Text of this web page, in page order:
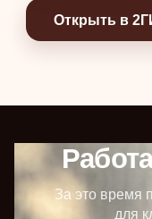
Открыть в
За это время
для